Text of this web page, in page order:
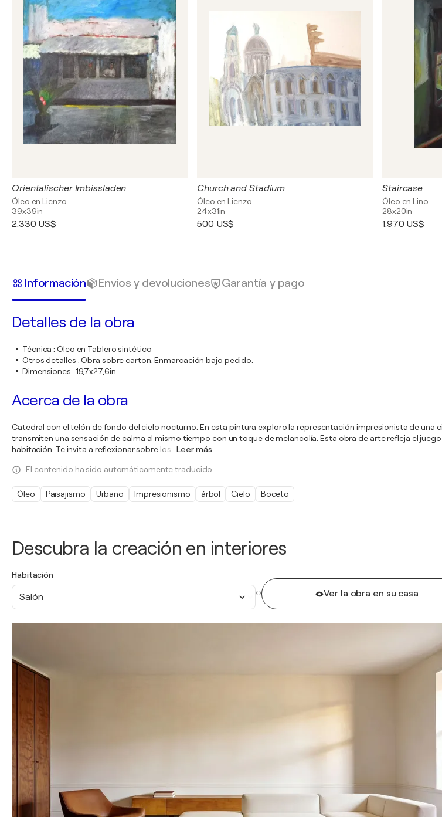
Descubra la creación en interiores
Habitación
Salón O Ver la obra en su casa
Orientalischer Imbissladen
Óleo en Lienzo
39x39in
2.330 US$
Church and Stadium
Óleo en Lienzo
24x31in
500 US$
Staircase
Óleo en Lino
28x20in
1.970 US$
Información Envíos y devoluciones Garantía y pago
Detalles de la obra
Técnica :Óleo en Tablero sintético
Otros detalles :Obra sobre carton. Enmarcación bajo pedido.
Dimensiones : 19,7x27,6in
Acerca de la obra
Catedral con el telón de fondo del cielo nocturno. En esta pintura exploro la representación impresionista de una
transmiten una sensación de calma al mismo tiempo con un toque de melancolía. Esta obra de arte refleja el
habitación. Te invita a reflexionar sobre los
Leer más
El contenido ha sido automáticamente traducido.
Óleo Paisajismo Urbano Impresionismo árbol Cielo Boceto